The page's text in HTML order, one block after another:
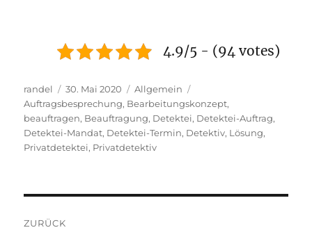
4.9/5 - (94 votes)
Autor
randel
Veröffentlicht
am
30. Mai 2020 Kategorien
Allgemein
Schlagwörter
Auftragsbesprechung, Bearbeitungskonzept,
beauftragen, Beauftragung, Detektei, Detektei-Auftrag,
Detektei-Mandat, Detektei-Termin, Detektiv, Lösung,
Privatdetektei, Privatdetektiv
ZURÜCK